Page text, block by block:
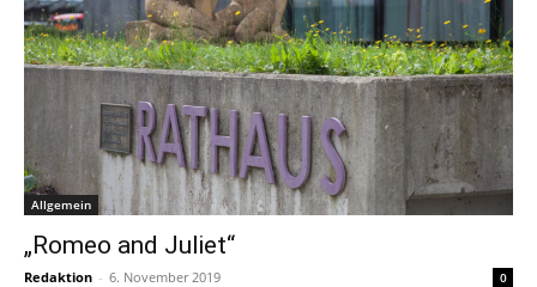
Allgemein
„Romeo and Juliet“
Redaktion - 6. November 2019 0